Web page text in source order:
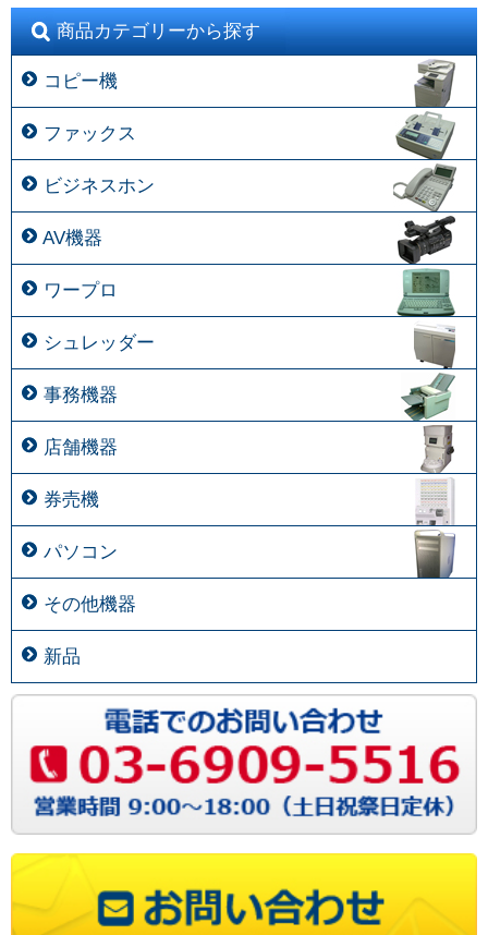
商品カテゴリーから探す
コピー機
ファックス
ビジネスホン
AV機器
ワープロ
シュレッダー
事務機器
店舗機器
券売機
パソコン
その他機器
新品